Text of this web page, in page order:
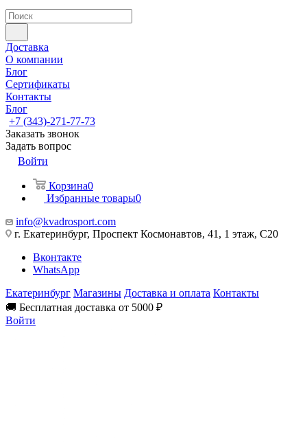
Доставка
О компании
Блог
Сертификаты
Контакты
Блог
+7 (343)-271-77-73
Заказать звонок
Задать вопрос
Войти
Корзина0
Избранные товары0
info@kvadrosport.com
г. Екатеринбург, Проспект Космонавтов, 41, 1 этаж, С20
Вконтакте
WhatsApp
Екатеринбург Магазины Доставка и оплата Контакты
🚚 Бесплатная доставка от 5000 ₽
Войти